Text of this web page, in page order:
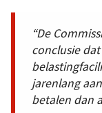
“De
conclusie
jarenlang
betalen dan